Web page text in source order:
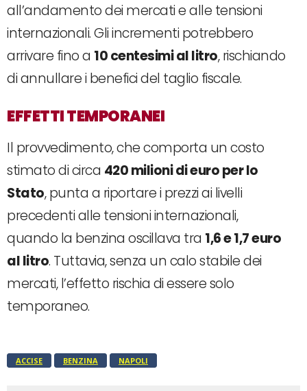
all’andamento dei mercati e alle tensioni
internazionali. Gli incrementi potrebbero
arrivare fino a 10 centesimi al litro, rischiando
di annullare i benefici del taglio fiscale.
EFFETTI TEMPORANEI
Il provvedimento, che comporta un costo
stimato di circa 420 milioni di euro per lo
Stato, punta a riportare i prezzi ai livelli
precedenti alle tensioni internazionali,
quando la benzina oscillava tra 1,6 e 1,7 euro
al litro. Tuttavia, senza un calo stabile dei
mercati, l’effetto rischia di essere solo
temporaneo.
ACCISE BENZINA NAPOLI